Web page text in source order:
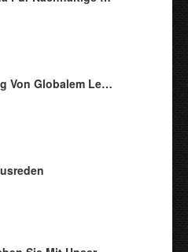
Von Globalem Le…